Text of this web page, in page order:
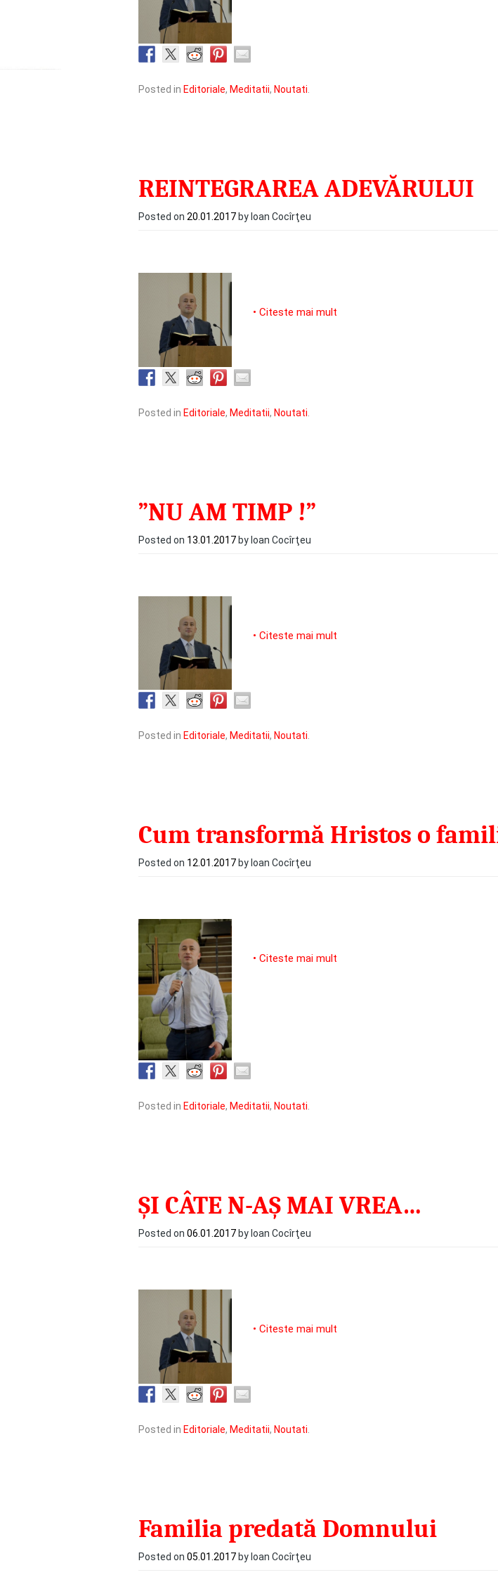
Posted in Editoriale, Meditatii, Noutati.
REINTEGRAREA ADEVĂRULUI
Posted on 20.01.2017 by Ioan Cocîrţeu
• Citeste mai mult
Posted in Editoriale, Meditatii, Noutati
”NU AM TIMP !”
Posted on 13.01.2017 by Ioan Cocîrţeu
• Citeste mai mult
Posted in Editoriale, Meditatii, Noutati
Cum transformă Hristos o
Posted on 12.01.2017 by Ioan Cocîrţeu
• Citeste mai mult
Posted in Editoriale, Meditatii, Noutati.
ȘI CÂTE N-AȘ MAI VREA…
Posted on 06.01.2017 by Ioan Cocîrţeu
• Citeste mai mult
Posted in Editoriale, Meditatii, Noutati
Familia predată Domnului
Posted on 05.01.2017 by Ioan Cocîrţeu